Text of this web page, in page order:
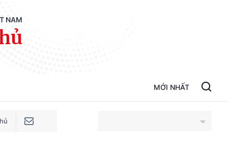
NAM
MỚI NHẤT